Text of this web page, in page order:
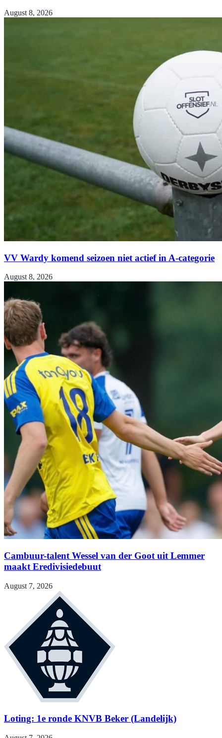
August 8, 2026
VV Wardy komend seizoen niet actief in A-categorie
August 8, 2026
Cambuur-talent Wessel van der Goot uit Lemmer
maakt Eredivisiedebuut
August 7, 2026
Loting: 1e ronde KNVB Beker (Landelijk)